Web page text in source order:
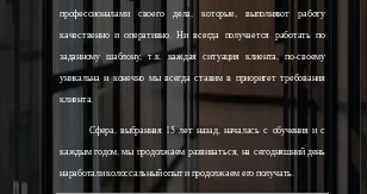
профессионалами своего дела, которые, выполняют работу
качественно и оперативно. Ни всегда получается работать по
заданному шаблону, т.к. каждая ситуация клиента, по-своему
уникальна и конечно мы всегда ставим в приоритет требования
клиента.
Сфера, выбранная 15 лет назад, началась с обучения и с
каждым годом, мы продолжаем развиваться, на сегодняшний день
наработали колоссальный опыт и продолжаем его получать.